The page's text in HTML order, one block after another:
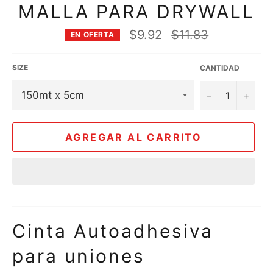
MALLA PARA DRYWALL
EN OFERTA $9.92
Precio
habitual
$11.83
SIZE CANTIDAD
− +
AGREGAR AL CARRITO
Cinta Autoadhesiva
para uniones